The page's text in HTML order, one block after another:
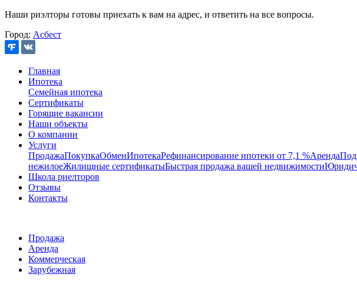
Наши риэлторы готовы приехать к вам на адрес, и ответить на все вопросы.
Город: Асбест
Главная
Ипотека
Семейная ипотека
Сертификаты
Горящие вакансии
Наши объекты
О компании
Услуги
ПродажаПокупкаОбменИпотекаРефинансирование ипотеки от 7,1 %Аренда
нежилоеЖилищные сертификатыБыстрая продажа вашей недвижимости
Школа риелторов
Отзывы
Контакты
Продажа
Аренда
Коммерческая
Зарубежная